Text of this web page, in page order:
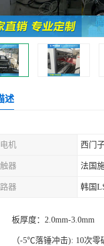
述
机 西门
器 法国
器 韩国
板厚度：2.0mm-3.0mm
（-5℃落锤冲击): 10次